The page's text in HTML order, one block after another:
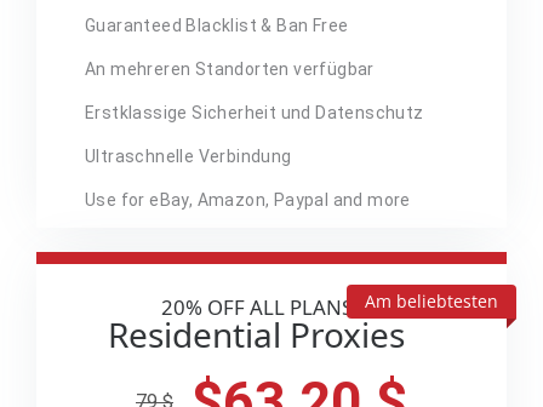
Guaranteed Blacklist & Ban Free
An mehreren Standorten verfügbar
Erstklassige Sicherheit und Datenschutz
Ultraschnelle Verbindung
Use for eBay, Amazon, Paypal and more
20% OFF ALL PLANS
Residential Proxies
79 $
Am beliebtesten